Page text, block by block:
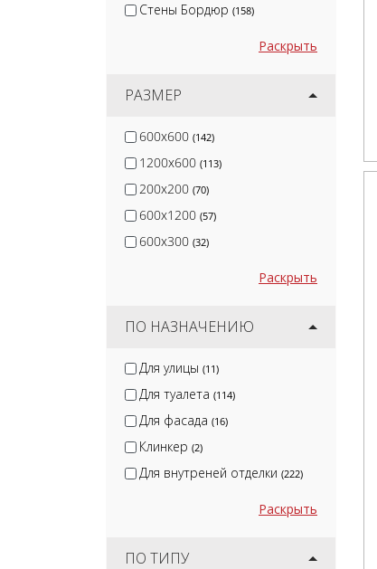
Стены Бордюр (158)
Раскрыть
РАЗМЕР
600x600 (142)
1200x600 (113)
200x200 (70)
600x1200 (57)
600x300 (32)
Раскрыть
ПО НАЗНАЧЕНИЮ
Для улицы (11)
Для туалета (114)
Для фасада (16)
Клинкер (2)
Для внутреней отделки (222)
Раскрыть
ПО ТИПУ